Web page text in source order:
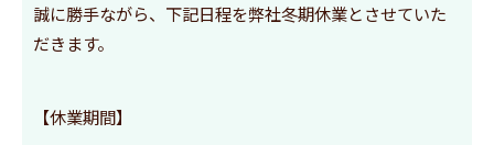
誠に勝手ながら、下記日程を弊社冬期休業とさせていた
だきます。
【休業期間】